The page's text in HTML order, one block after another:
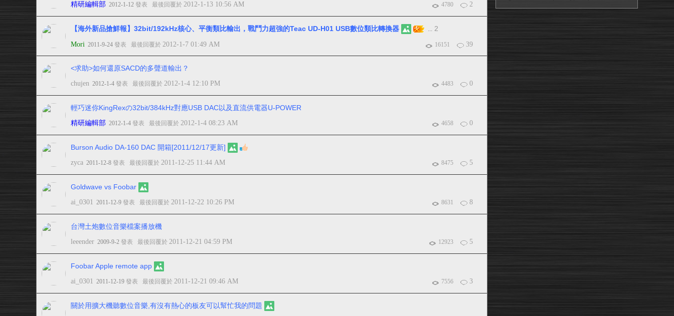
4780 2
精研編輯部 2012-1-12 發表 最後回覆於 2012-1-13 10:56 AM
【海外新品搶鮮報】32bit/192kHz核心、平衡類比輸出，戰鬥力超強的Teac UD-H01 USB數位類比轉換器 ... 2
16151 39
Mori 2011-9-24 發表 最後回覆於 2012-1-7 01:49 AM
<求助>如何還原SACD的多聲道輸出？
4483 0
chujen 2012-1-4 發表 最後回覆於 2012-1-4 12:10 PM
輕巧迷你KingRexの32bit/384kHz對應USB DAC以及直流供電器U-POWER
4658 0
精研編輯部 2012-1-4 發表 最後回覆於 2012-1-4 08:23 AM
Burson Audio DA-160 DAC 開箱[2011/12/17更新]
8475 5
zyca 2011-12-8 發表 最後回覆於 2011-12-25 11:44 AM
Goldwave vs Foobar
8631 8
ai_0301 2011-12-9 發表 最後回覆於 2011-12-22 10:26 PM
台灣土炮數位音樂檔案播放機
12923 5
leeender 2009-9-2 發表 最後回覆於 2011-12-21 04:59 PM
Foobar Apple remote app
7556 3
ai_0301 2011-12-19 發表 最後回覆於 2011-12-21 09:46 AM
關於用擴大機聽數位音樂,有沒有熱心的板友可以幫忙我的問題